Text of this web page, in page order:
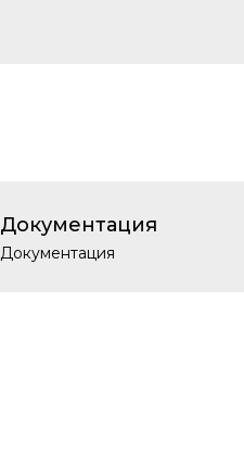
Документация
Документация